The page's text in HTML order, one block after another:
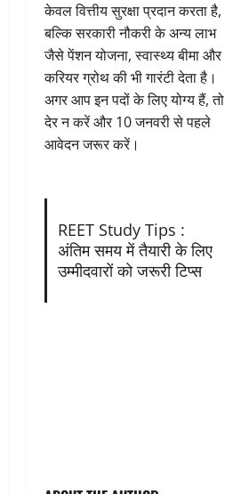
केवल वित्तीय सुरक्षा प्रदान करता है,
बल्कि सरकारी नौकरी के अन्य लाभ
जैसे पेंशन योजना, स्वास्थ्य बीमा और
करियर ग्रोथ की भी गारंटी देता है।
अगर आप इन पदों के लिए योग्य हैं, तो
देर न करें और 10 जनवरी से पहले
आवेदन जरूर करें।
REET Study Tips :
अंतिम समय में तैयारी के लिए
उम्मीदवारों को जरूरी टिप्स